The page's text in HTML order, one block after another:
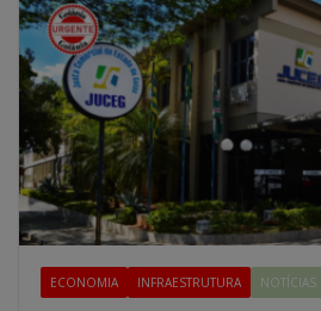
ECONOMIA INFRAESTRUTURA NOTÍCIAS